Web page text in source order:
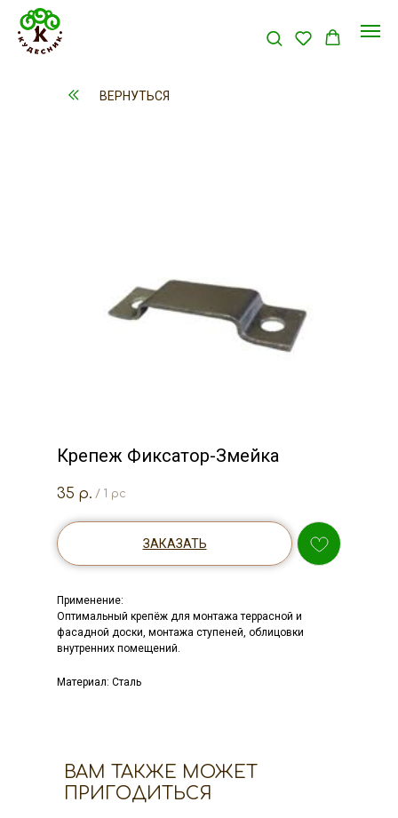
ВЕРНУТЬСЯ
Крепеж Фиксатор-Змейка
35 р. / 1 pc
ЗАКАЗАТЬ
Применение:
Оптимальный крепёж для монтажа террасной и
фасадной доски, монтажа ступеней, облицовки
внутренних помещений.
Материал: Сталь
ВАМ ТАКЖЕ МОЖЕТ
ПРИГОДИТЬСЯ